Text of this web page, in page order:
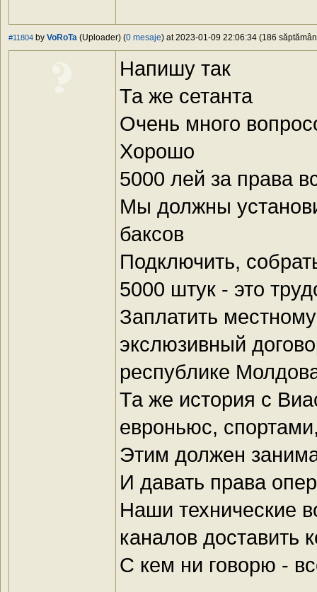
#11804 by VoRoTa (Uploader) (0 mesaje) at 2023-01-09 22:06:34 (186
Напишу так
Та же сетанта
Очень много
Хорошо
5000 лей за права
Мы должны
баксов
Подключить,
5000 штук - это
Заплатить
экслюзивный
республике
Та же история с
евроньюс,
Этим должен
И давать права
Наши технические
каналов доставить
С кем ни говорю -